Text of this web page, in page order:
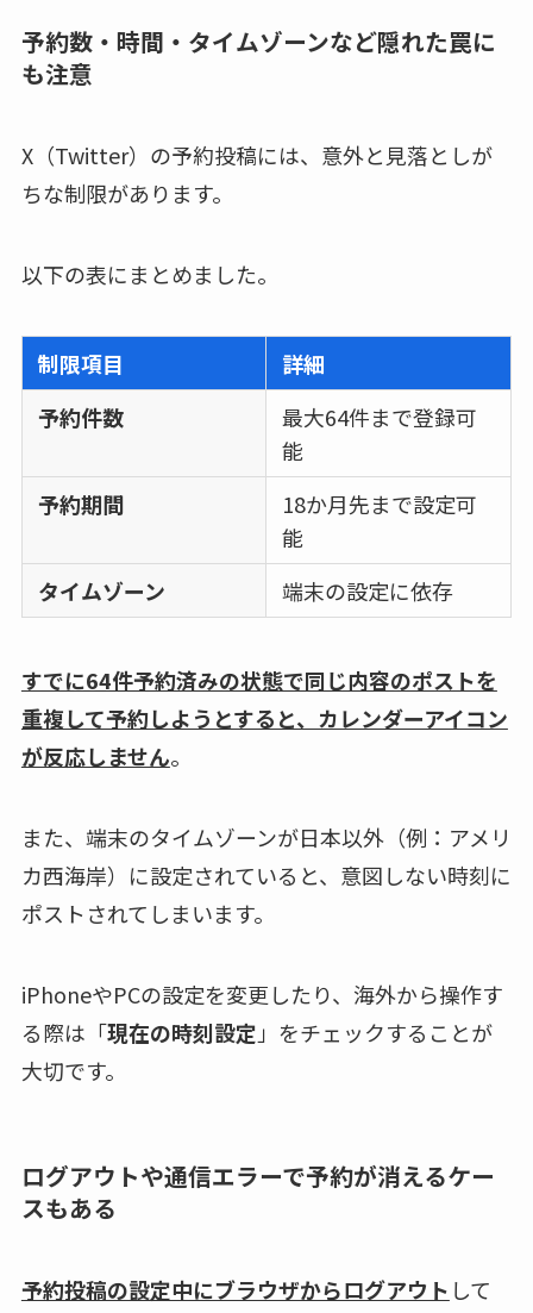
予約数・時間・タイムゾーンなど隠れた罠に
も注意
X（Twitter）の予約投稿には、意外と見落としが
ちな制限があります。
以下の表にまとめました。
制限項目
詳細
予約件数
最大64件まで登録可
能
予約期間
18か月先まで設定可
能
タイムゾーン
端末の設定に依存
すでに64件予約済みの状態で同じ内容のポストを
重複して予約しようとすると、カレンダーアイコン
が反応しません。
また、端末のタイムゾーンが日本以外（例：アメリ
カ西海岸）に設定されていると、意図しない時刻に
ポストされてしまいます。
iPhoneやPCの設定を変更したり、海外から操作す
る際は「現在の時刻設定 」をチェックすることが
大切です。
ログアウトや通信エラーで予約が消えるケー
スもある
予約投稿の設定中にブラウザからログアウト して